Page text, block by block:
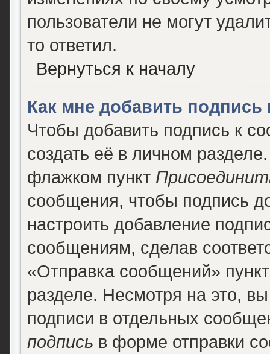
пользователи не могут
то ответил.
Вернуться к началу
Как мне добавить
Чтобы добавить подпись к
создать её в личном
флажком пункт
сообщения, чтобы подпись
настроить добавление
сообщениям, сделав
«Отправка сообщений»
разделе. Несмотря на это,
подписи в отдельных
подпись в форме отправки